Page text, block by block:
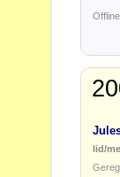
Offline
lid/